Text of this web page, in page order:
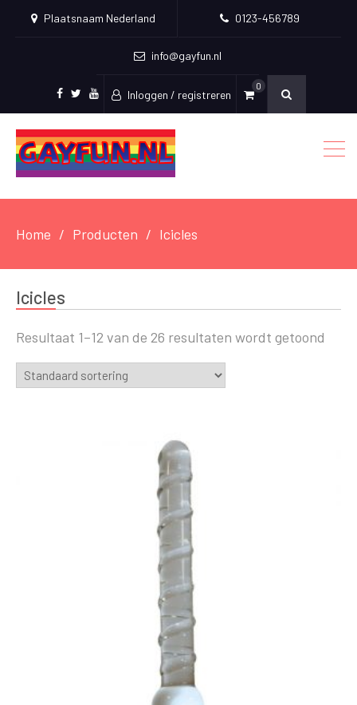
Plaatsnaam Nederland 0123-456789
info@gayfun.nl
Facebook
TwitterYoutube
Inloggen / registreren
0
Home Producten Icicles
Icicles
Resultaat 1–12 van de 26 resultaten wordt getoond